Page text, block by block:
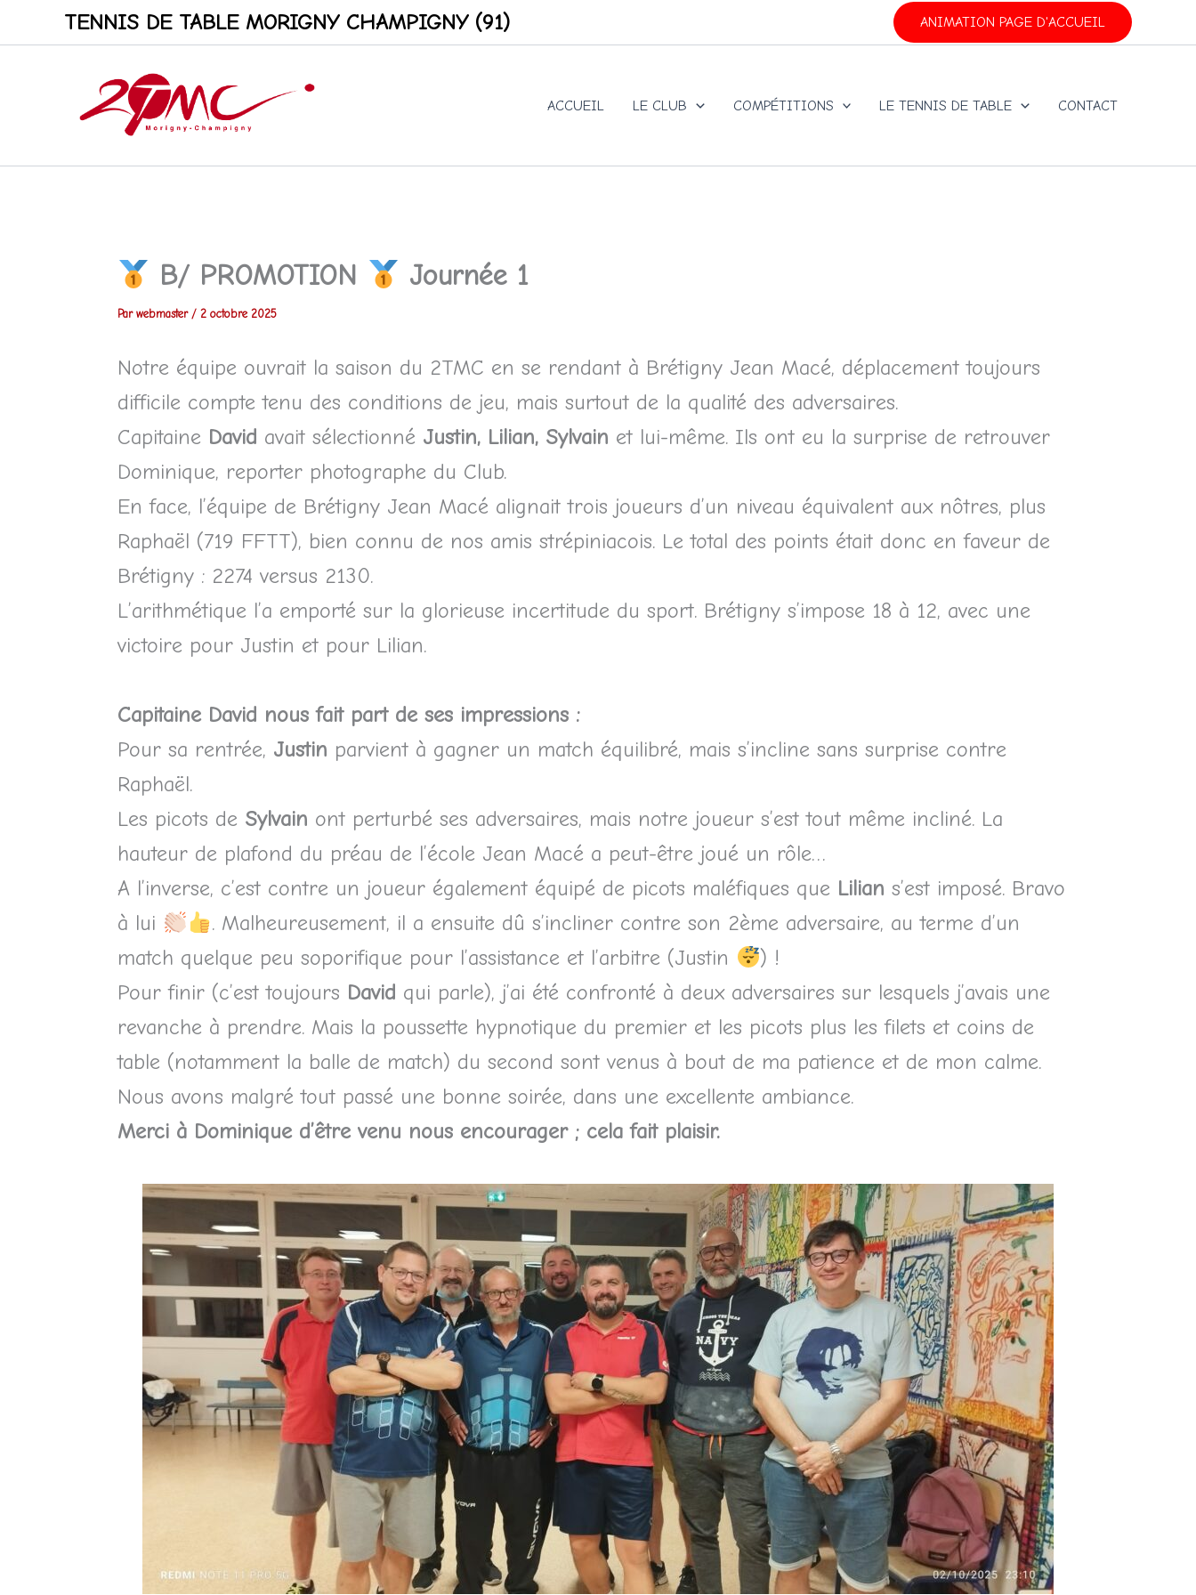
TENNIS DE TABLE MORIGNY CHAMPIGNY (91) ANIMATION PAGE D'ACCUEIL
ACCUEIL LE CLUB COMPÉTITIONS LE TENNIS DE TABLE CONTACT
B/ PROMOTION Journée 1
Par webmaster / 2 octobre 2025
Notre équipe ouvrait la saison du 2TMC en se rendant à Brétigny Jean Macé, déplacement toujours
difficile compte tenu des conditions de jeu, mais surtout de la qualité des adversaires.
Capitaine David avait sélectionné Justin, Lilian, Sylvain et lui-même. Ils ont eu la surprise de retrouver
Dominique, reporter photographe du Club.
En face, l’équipe de Brétigny Jean Macé alignait trois joueurs d’un niveau équivalent aux nôtres, plus
Raphaël (719 FFTT), bien connu de nos amis strépiniacois. Le total des points était donc en faveur de
Brétigny : 2274 versus 2130.
L’arithmétique l’a emporté sur la glorieuse incertitude du sport. Brétigny s’impose 18 à 12, avec une
victoire pour Justin et pour Lilian.
Capitaine David nous fait part de ses impressions :
Pour sa rentrée, Justin parvient à gagner un match équilibré, mais s’incline sans surprise contre
Raphaël.
Les picots de Sylvain ont perturbé ses adversaires, mais notre joueur s’est tout même incliné. La
hauteur de plafond du préau de l’école Jean Macé a peut-être joué un rôle…
A l’inverse, c’est contre un joueur également équipé de picots maléfiques que Lilian s’est imposé. Bravo
à lui
. Malheureusement, il a ensuite dû s’incliner contre son 2ème adversaire, au terme d’un
match quelque peu soporifique pour l’assistance et l’arbitre (Justin
) !
Pour finir (c’est toujours David qui parle), j’ai été confronté à deux adversaires sur lesquels j’avais une
revanche à prendre. Mais la poussette hypnotique du premier et les picots plus les filets et coins de
table (notamment la balle de match) du second sont venus à bout de ma patience et de mon calme.
Nous avons malgré tout passé une bonne soirée, dans une excellente ambiance.
Merci à Dominique d’être venu nous encourager ; cela fait plaisir.